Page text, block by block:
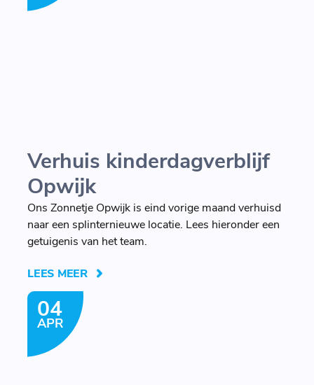
Verhuis kinderdagverblijf
Opwijk
Ons Zonnetje Opwijk is eind vorige maand verhuisd
naar een splinternieuwe locatie. Lees hieronder een
getuigenis van het team.
LEES MEER
04
APR